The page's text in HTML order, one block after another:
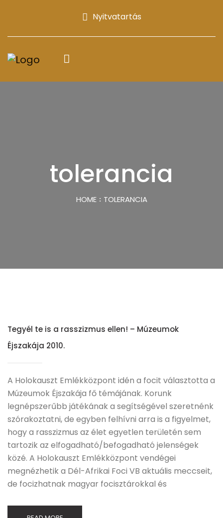
Nyitvatartás
tolerancia
HOME TOLERANCIA
Tegyél te is a rasszizmus ellen! – Múzeumok
Éjszakája 2010.
A Holokauszt Emlékközpont idén a focit választotta a
Múzeumok Éjszakája fő témájának. Korunk
legnépszerűbb játékának a segítségével szeretnénk
szórakoztatni, de egyben felhívni arra is a figyelmet,
hogy a rasszizmus az élet egyetlen területén sem
tartozik az elfogadható/befogadható jelenségek
közé. A Holokauszt Emlékközpont vendégei
megnézhetik a Dél-Afrikai Foci VB aktuális meccseit,
de focizhatnak magyar focisztárokkal és